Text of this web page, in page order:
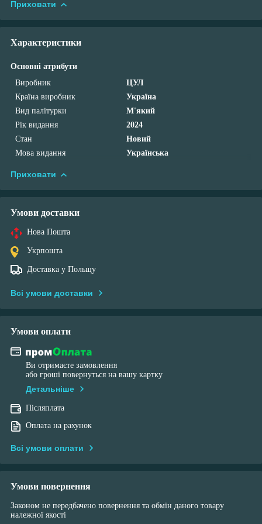
Приховати
Характеристики
Основні атрибути
Виробник
ЦУЛ
Країна виробник
Україна
Вид палітурки
М'який
Рік видання
2024
Стан
Новий
Мова видання
Українська
Приховати
Умови доставки
Нова Пошта
Укрпошта
Доставка у Польщу
Всі умови доставки
Умови оплати
Ви отримаєте замовлення
або гроші повернуться на вашу картку
Детальніше
Післяплата
Оплата на рахунок
Всі умови оплати
Умови повернення
Законом не передбачено повернення та обмін даного товару
належної якості